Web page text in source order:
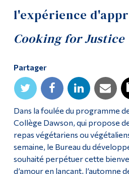
l'expérience
Cooking for Justice
Partager
Dans la foulée du programme
Collège Dawson, qui propose
repas végétariens ou
semaine, le Bureau du
souhaité perpétuer cette
d’amour en lançant, l’automne